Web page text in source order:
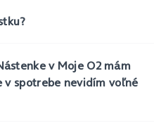
v Moje O2 mám
spotrebe nevidím voľné